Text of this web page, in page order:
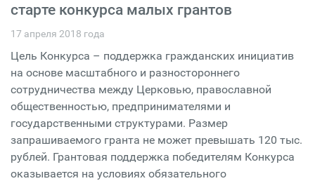
старте конкурса малых грантов
17 апреля 2018 года
Цель Конкурса – поддержка гражданских инициатив
на основе масштабного и разностороннего
сотрудничества между Церковью, православной
общественностью, предпринимателями и
государственными структурами. Размер
запрашиваемого гранта не может превышать 120 тыс.
рублей. Грантовая поддержка победителям Конкурса
оказывается на условиях обязательного